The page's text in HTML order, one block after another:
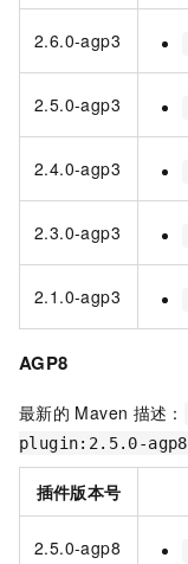
2.6.0-agp3
2.5.0-agp3
2.4.0-agp3
2.3.0-agp3
2.1.0-agp3
AGP8
最新的 Maven 描述：
plugin:2.5.0-agp8
插件版本号
2.5.0-agp8